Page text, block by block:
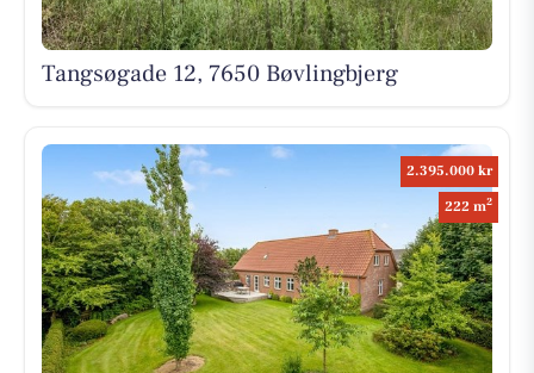
Tangsøgade 12, 7650 Bøvlingbjerg
2.395.000 kr
222 m2